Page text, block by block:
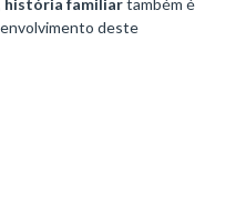
história familiartambém é
deste